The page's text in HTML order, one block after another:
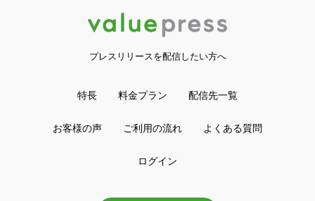
プレスリリースを配信したい方へ
特長 料金プラン 配信先一覧
お客様の声 ご利用の流れ よくある質問
ログイン